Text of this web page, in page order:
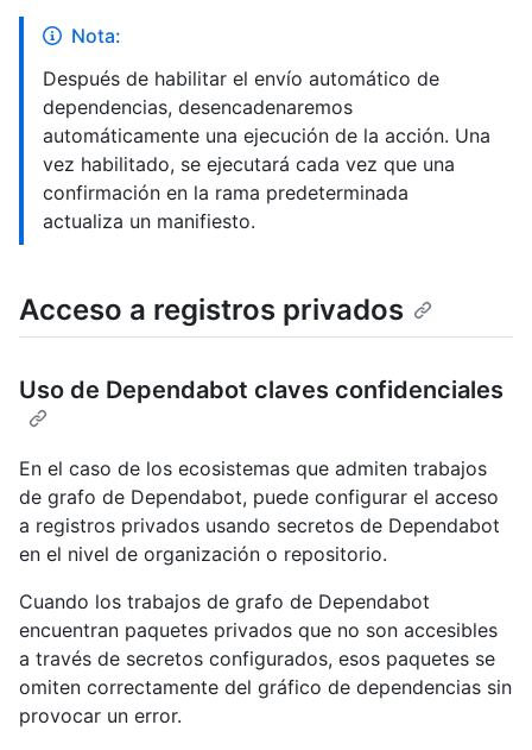
Nota:
Después de habilitar el envío automático de
dependencias, desencadenaremos
automáticamente una ejecución de la acción. Una
vez habilitado, se ejecutará cada vez que una
confirmación en la rama predeterminada
actualiza un manifiesto.
Acceso a registros privados
Uso de Dependabot claves confidenciales
En el caso de los ecosistemas que admiten trabajos
de grafo de Dependabot, puede configurar el acceso
a registros privados usando secretos de Dependabot
en el nivel de organización o repositorio.
Cuando los trabajos de grafo de Dependabot
encuentran paquetes privados que no son accesibles
a través de secretos configurados, esos paquetes se
omiten correctamente del gráfico de dependencias sin
provocar un error.